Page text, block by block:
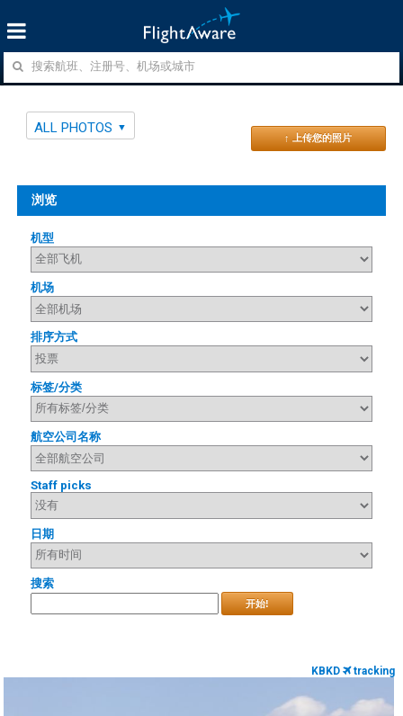
ALL PHOTOS
↑ 上传您的照片
浏览
机型
机场
排序方式
标签/分类
航空公司名称
Staff picks
日期
搜索
开始!
KBKD tracking